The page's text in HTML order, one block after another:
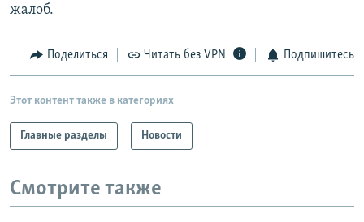
жалоб.
Поделиться Читать без VPN Подпишитесь
Этот контент также в категориях
Главные разделы Новости
Смотрите также